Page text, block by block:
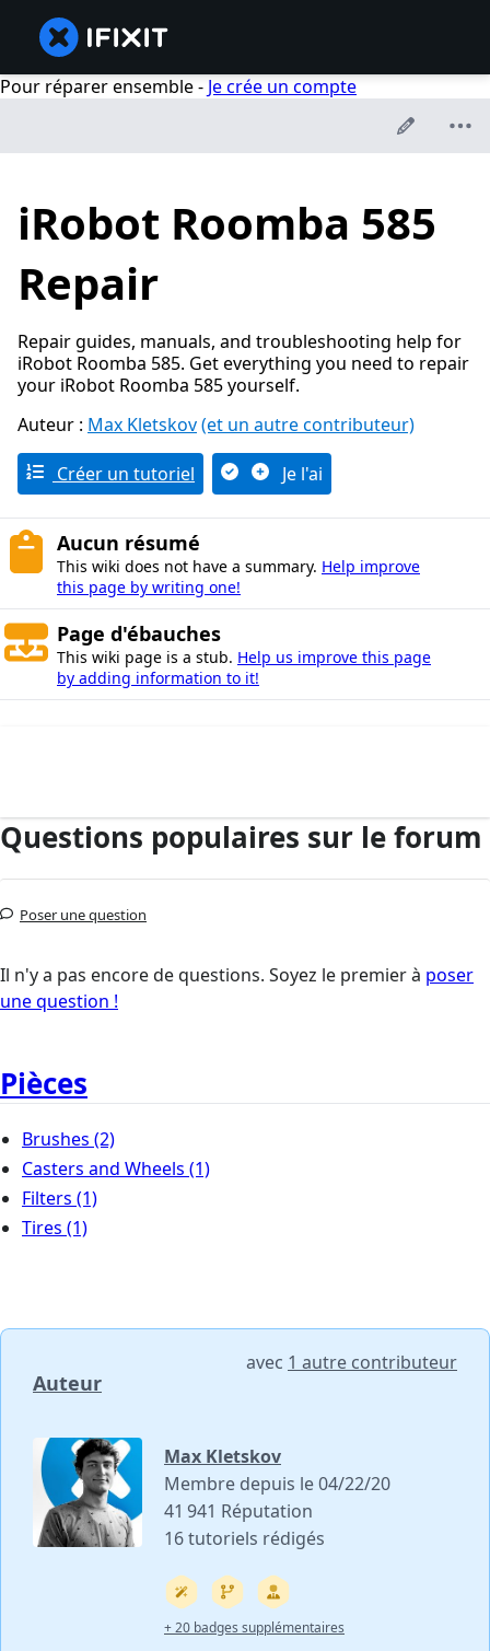
Pour réparer ensemble - Je crée un compte
iRobot Roomba 585
Repair
Repair guides, manuals, and troubleshooting help for
iRobot Roomba 585. Get everything you need to repair
your iRobot Roomba 585 yourself.
Auteur : Max Kletskov(et un autre contributeur)
Créer un tutoriel Je l'ai
Aucun résumé
This wiki does not have a summary. Help improve
this page by writing one!
Page d'ébauches
This wiki page is a stub. Help us improve this page
by adding information to it!
Questions populaires sur le forum
Poser une question
Il n'y a pas encore de questions. Soyez le premier à poser
une question !
Pièces
Brushes (2)
Casters and Wheels (1)
Filters (1)
Tires (1)
Auteur
avec 1 autre contributeur
Max Kletskov
Membre depuis le 04/22/20
41 941 Réputation
16 tutoriels rédigés
+ 20 badges supplémentaires